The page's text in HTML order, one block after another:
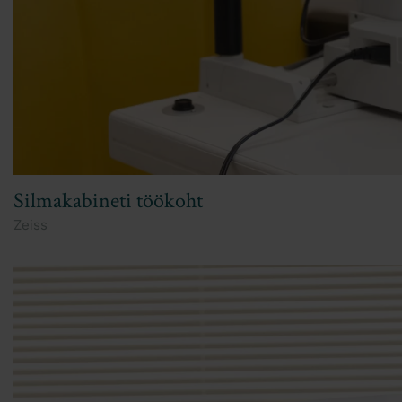
Silmakabineti töökoht
Zeiss